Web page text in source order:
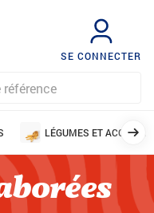
SE CONNECTER
LÉGUMES ET